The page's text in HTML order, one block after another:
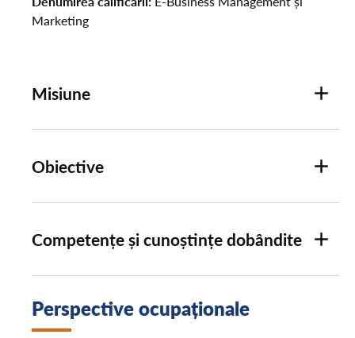
Marketing
Misiune
Obiective
Competențe și cunoștințe dobândite
Perspective ocupaționale